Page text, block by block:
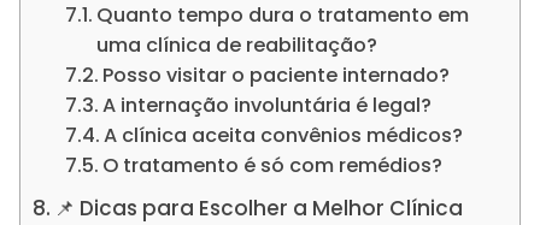
Quanto tempo dura o tratamento em
uma clínica de reabilitação?
Posso visitar o paciente internado?
A internação involuntária é legal?
A clínica aceita convênios médicos?
O tratamento é só com remédios?
📌 Dicas para Escolher a Melhor Clínica